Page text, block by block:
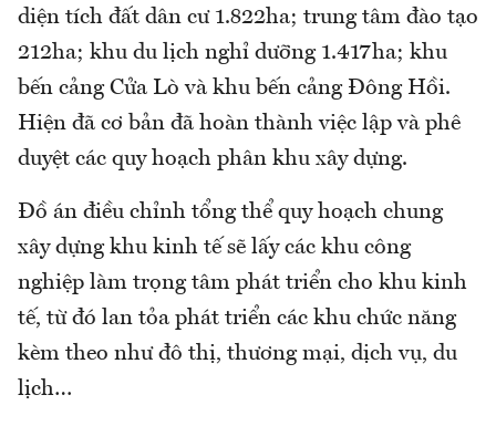
diện tích đất dân cư 1.822ha; trung tâm đào tạo
212ha; khu du lịch nghỉ dưỡng 1.417ha; khu
bến cảng Cửa Lò và khu bến cảng Đông Hồi.
Hiện đã cơ bản đã hoàn thành việc lập và phê
duyệt các quy hoạch phân khu xây dựng.
Đồ án điều chỉnh tổng thể quy hoạch chung
xây dựng khu kinh tế sẽ lấy các khu công
nghiệp làm trọng tâm phát triển cho khu kinh
tế, từ đó lan tỏa phát triển các khu chức năng
kèm theo như đô thị, thương mại, dịch vụ, du
lịch…